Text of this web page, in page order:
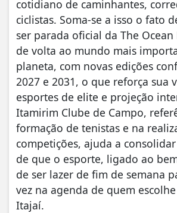
cotidiano de caminhantes,
ciclistas. Soma-se a isso o fato
ser parada oficial da The Ocean
de volta ao mundo mais
planeta, com novas edições
2027 e 2031, o que reforça sua
esportes de elite e projeção
Itamirim Clube de Campo,
formação de tenistas e na
competições, ajuda a
de que o esporte, ligado ao
de ser lazer de fim de semana
vez na agenda de quem
Itajaí.